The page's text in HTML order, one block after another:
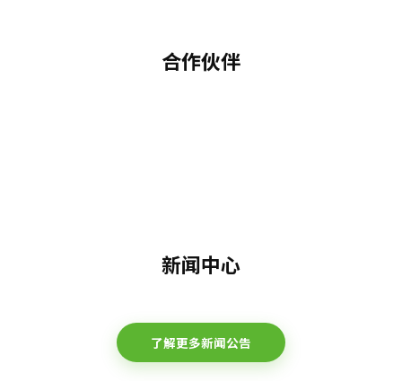
合作伙伴
新闻中心
了解更多新闻公告